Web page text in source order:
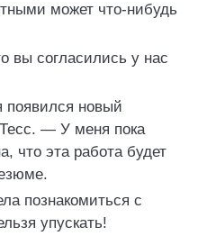
может что-нибудь
вы согласились у нас
новый
— У меня пока
что эта работа будет
познакомиться с
упускать!